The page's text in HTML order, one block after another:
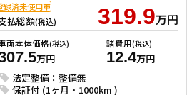
払総額(税込) 319.9万円
両本体価格(税込)
万円
諸費用(税込)
12.4万円
法定整備：整備無
保証付 (1ヶ月・1000km )
録済未使用車